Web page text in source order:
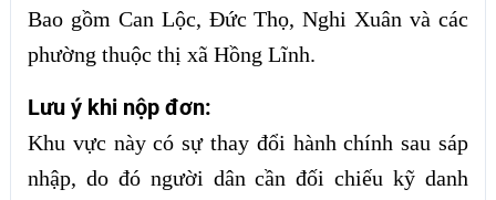
Bao gồm Can Lộc, Đức Thọ, Nghi Xuân và các
phường thuộc thị xã Hồng Lĩnh.
Lưu ý khi nộp đơn:
Khu vực này có sự thay đổi hành chính sau sáp
nhập, do đó người dân cần đối chiếu kỹ danh